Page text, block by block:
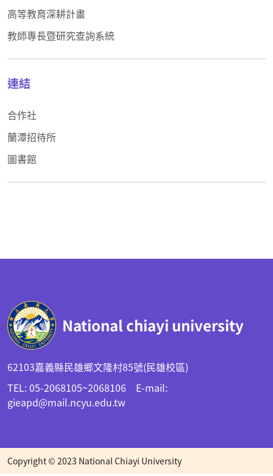
高等教育深耕計畫
教師專長暨研究查詢系統
連結
合作社
蘭潭招待所
圖書館
National chiayi university
62103嘉義縣民雄鄉文隆村85號(民雄校區)
TEL: 05-2068105~2068106 E-mail:
gieapd@mail.ncyu.edu.tw
Copyright © 2023 National Chiayi University